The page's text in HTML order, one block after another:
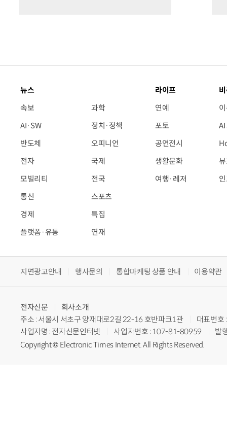
뉴스
속보
AI·SW
반도체
전자
모빌리티
통신
경제
플랫폼·유통
과학
정치·정책
오피니언
국제
전국
스포츠
특집
연재
라이프
연예
포토
공연전시
생활문화
여행·레저
지면광고안내 행사문의 통합마케팅 상품 안내 이용약관
전자신문
회사소개
주소 : 서울시 서초구 양재대로2길 22-16 호반파크1관
대표번
사업자명 : 전자신문인터넷
사업자번호 : 107-81-80959
발
Copyright © Electronic Times Internet. All Rights Reserved.